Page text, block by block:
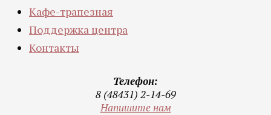
Кафе-трапезная
Поддержка центра
Контакты
Телефон:
8 (48431) 2-14-69
Напишите нам